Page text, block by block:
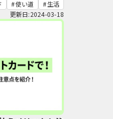
使い道
生活
更新日:2024-03-18